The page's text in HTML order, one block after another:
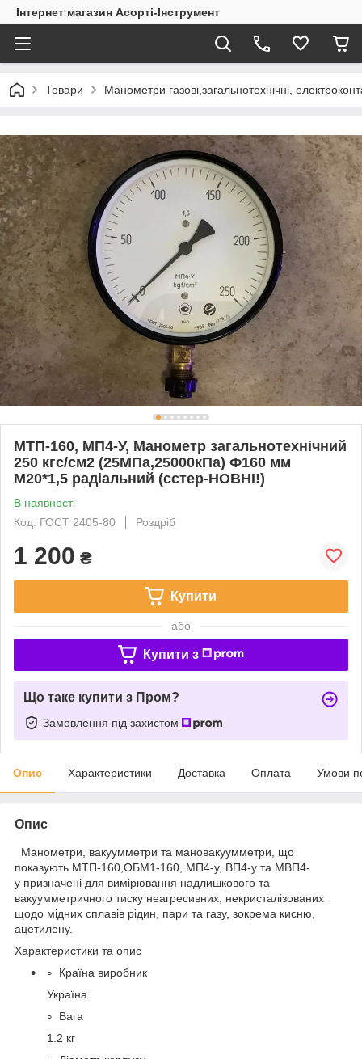
Інтернет магазин Асорті-Інструмент
Товари Манометри газові,загальнотехнічні,
МТП-160, МП4-У, Манометр загальнотехнічний
250 кгс/см2 (25МПа,25000кПа) Ф160 мм
М20*1,5 радіальний (сстер-НОВНІ!)
В наявності
Код: ГОСТ 2405-80
Роздріб
1 200 ₴
Купити
або
Купити з
Що таке купити з Пром?
Замовлення під захистом
Опис Характеристики Доставка Оплата Умови
Опис
Манометри, вакуумметри та мановакуумметри, що
показують МТП-160,ОБМ1-160, МП4-у, ВП4-у та МВП4-
у призначені для вимірювання надлишкового та
вакуумметричного тиску неагресивних, некристалізованих
щодо мідних сплавів рідин, пари та газу, зокрема кисню,
ацетилену.
Характеристики та опис
Країна виробник
Україна
Вага
1.2 кг